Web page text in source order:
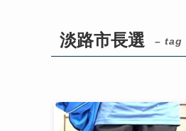
淡路市長選 – tag